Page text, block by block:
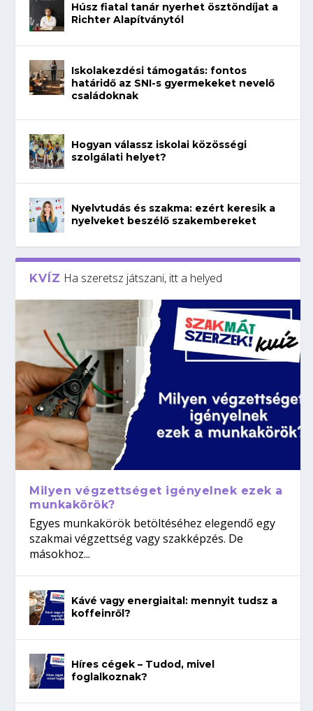
Húsz fiatal tanár nyerhet ösztöndíjat a
Richter Alapítványtól
Iskolakezdési támogatás: fontos
határidő az SNI-s gyermekeket nevelő
családoknak
Hogyan válassz iskolai közösségi
szolgálati helyet?
Nyelvtudás és szakma: ezért keresik a
nyelveket beszélő szakembereket
KVÍZ Ha szeretsz játszani, itt a helyed
Milyen végzettséget igényelnek ezek a
munkakörök?
Egyes munkakörök betöltéséhez elegendő egy
szakmai végzettség vagy szakképzés. De
másokhoz...
Kávé vagy energiaital: mennyit tudsz a
koffeinről?
Híres cégek – Tudod, mivel
foglalkoznak?